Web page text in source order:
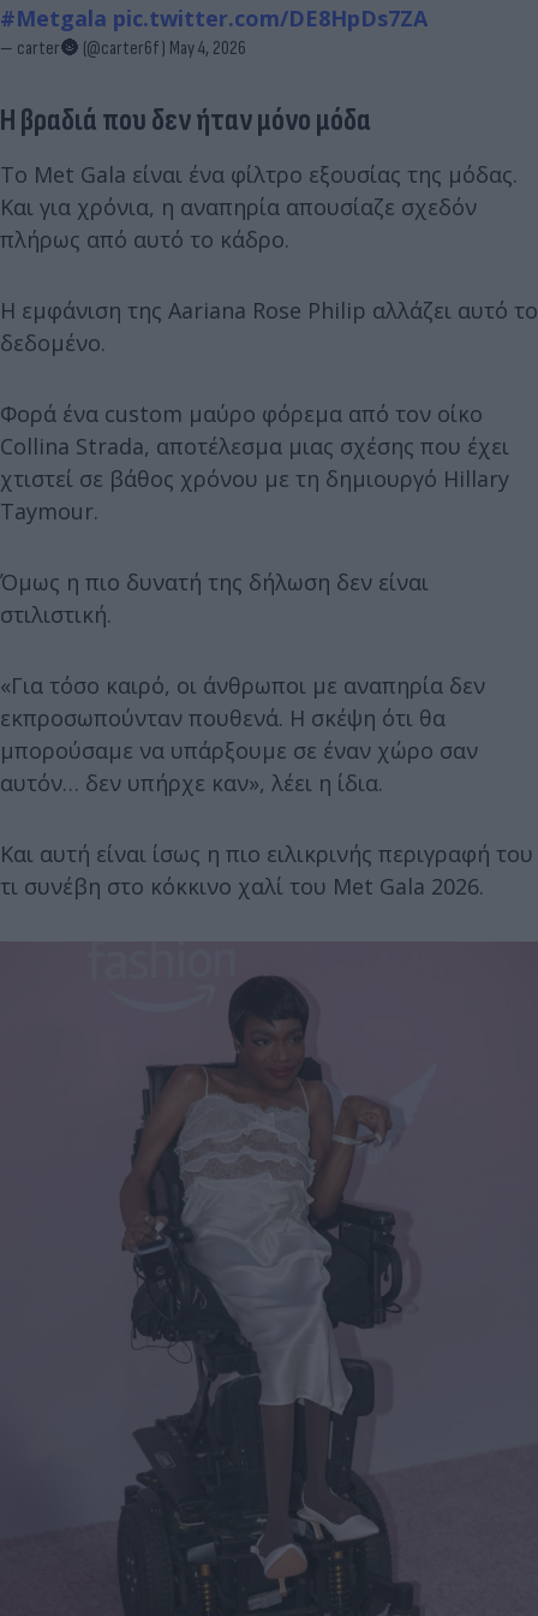
#Metgala pic.twitter.com/DE8HpDs7ZA
— carter🌚 (@carter6f) May 4, 2026
Η βραδιά που δεν ήταν μόνο μόδα
Το Met Gala είναι ένα φίλτρο εξουσίας της μόδας.
Και για χρόνια, η αναπηρία απουσίαζε σχεδόν
πλήρως από αυτό το κάδρο.
Η εμφάνιση της Aariana Rose Philip αλλάζει αυτό το
δεδομένο.
Φορά ένα custom μαύρο φόρεμα από τον οίκο
Collina Strada, αποτέλεσμα μιας σχέσης που έχει
χτιστεί σε βάθος χρόνου με τη δημιουργό Hillary
Taymour.
Όμως η πιο δυνατή της δήλωση δεν είναι
στιλιστική.
«Για τόσο καιρό, οι άνθρωποι με αναπηρία δεν
εκπροσωπούνταν πουθενά. Η σκέψη ότι θα
μπορούσαμε να υπάρξουμε σε έναν χώρο σαν
αυτόν… δεν υπήρχε καν», λέει η ίδια.
Και αυτή είναι ίσως η πιο ειλικρινής περιγραφή του
τι συνέβη στο κόκκινο χαλί του Met Gala 2026.